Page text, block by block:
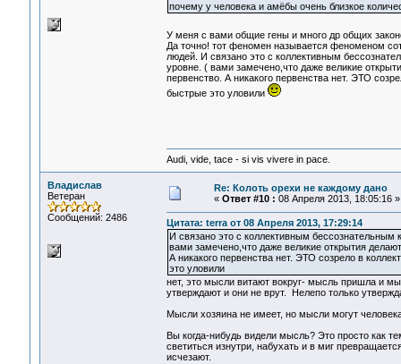
почему у человека и амёбы очень близкое
У меня с вами общие гены и много др общих
Да точно! тот феномен называется феноменом
людей. И связано это с коллективным
уровне. ( вами замечено,что даже великие
первенство. А никакого первенства нет. ЭТО
быстрые это уловили
Audi, vide, tace - si vis vivere in pace.
Владислав
Ветеран
Сообщений: 2486
Re: Колоть орехи не каждому дано
« Ответ #10 : 08 Апреля 2013, 18:05:16 »
Цитата: terra от 08 Апреля 2013, 17:29:14
И связано это с коллективным
вами замечено,что даже великие открытия
А никакого первенства нет. ЭТО созрело в
это уловили
нет, это мысли витают вокруг- мысль пришла и
утверждают и они не врут. Нелепо только
Мысли хозяина не имеет, но мысли могут
Вы когда-нибудь видели мысль? Это просто как
светиться изнутри, набухать и в миг
исчезают.